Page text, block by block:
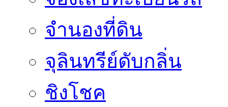
จำนองที่ดิน
จุลินทรีย์ดับกลิ่น
ชิงโชค